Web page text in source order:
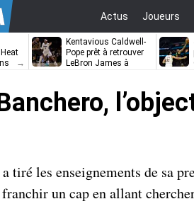
Actus Joueurs
Kentavious Caldwell-
Pope prêt à retrouver
LeBron James à
tiré les enseignements de sa
un cap en allant